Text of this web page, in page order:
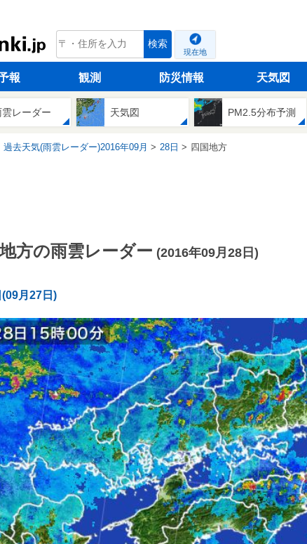
tenki.jp 検索
現在地
報 観測 防災情報 天気図
雲レーダー 天気図 PM2.5分布予測
過去天気(雨雲レーダー)2016年09月 28日 四国地方
方の雨雲レーダー (2016年09月28日)
月27日)